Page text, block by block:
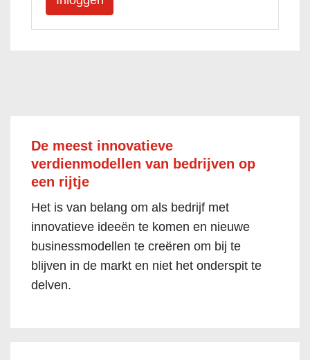
De meest innovatieve
verdienmodellen van bedrijven op
een rijtje
Het is van belang om als bedrijf met
innovatieve ideeën te komen en nieuwe
businessmodellen te creëren om bij te
blijven in de markt en niet het onderspit te
delven.